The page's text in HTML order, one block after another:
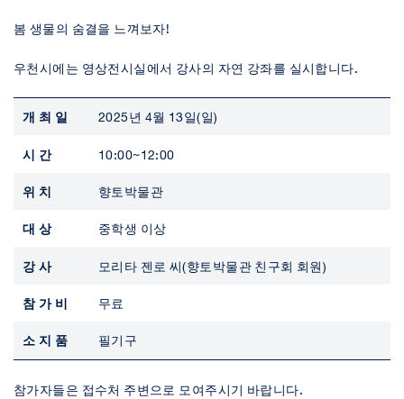
봄 생물의 숨결을 느껴보자!
우천시에는 영상전시실에서 강사의 자연 강좌를 실시합니다.
개최일 2025년 4월 13일(일)
시간 10:00~12:00
위치 향토박물관
대상 중학생 이상
강사 모리타 젠로 씨(향토박물관 친구회 회원)
참가비 무료
소지품 필기구
참가자들은 접수처 주변으로 모여주시기 바랍니다.